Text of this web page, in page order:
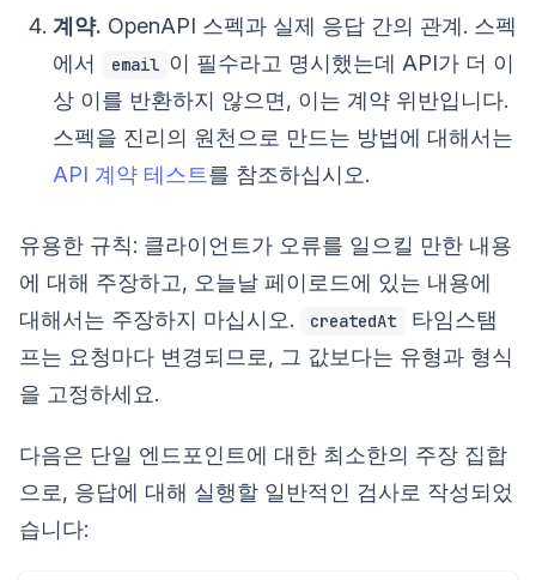
계약. OpenAPI 스펙과 실제 응답 간의 관계. 스펙
에서
email 이 필수라고 명시했는데 API가 더 이
상 이를 반환하지 않으면, 이는 계약 위반입니다.
스펙을 진리의 원천으로 만드는 방법에 대해서는
API 계약 테스트를 참조하십시오.
유용한 규칙: 클라이언트가 오류를 일으킬 만한 내용
에 대해 주장하고, 오늘날 페이로드에 있는 내용에
대해서는 주장하지 마십시오.
createdAt
타임스탬
프는 요청마다 변경되므로, 그 값보다는 유형과 형식
을 고정하세요.
다음은 단일 엔드포인트에 대한 최소한의 주장 집합
으로, 응답에 대해 실행할 일반적인 검사로 작성되었
습니다: